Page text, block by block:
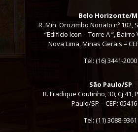
Belo Horizonte/
R. Min. Orozimbo Nonato nº 102,
“Edifício Icon – Torre A ”,
Nova Lima, Minas Gerais –
Tel: (16) 3441-2000
São Paulo/SP
R. Fradique Coutinho, 30, Cj 41,
Paulo/SP – CEP:
Tel: (11) 3088-9361